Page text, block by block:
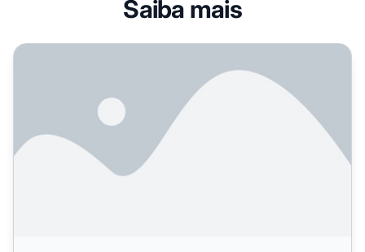
Saiba mais
Limite de Qualidade de Conteúdo de IA: Padrões e